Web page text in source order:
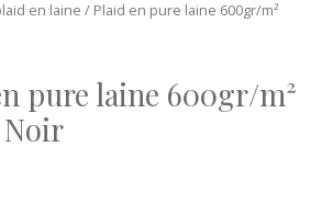
en laine / Plaid en pure laine 600gr/m²
pure laine 600gr/m²